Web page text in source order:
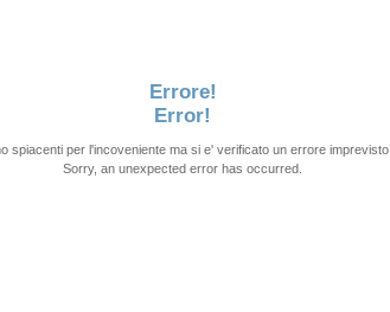
Errore!
Error!
spiacenti per l'incoveniente ma si e' verificato un errore imprevisto.
Sorry, an unexpected error has occurred.